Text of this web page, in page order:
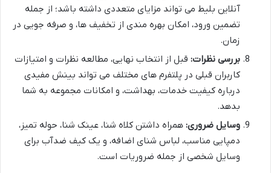
آنلاین بلیط می تواند مزایای متعددی داشته باشد؛ از جمله
تضمین ورود، امکان بهره مندی از تخفیف ها، و صرفه جویی در
زمان.
بررسی نظرات: قبل از انتخاب نهایی، مطالعه نظرات و امتیازات
کاربران قبلی در پلتفرم های مختلف می تواند بینش مفیدی
درباره کیفیت خدمات، بهداشت، و امکانات مجموعه به شما
بدهد.
وسایل ضروری: همراه داشتن کلاه شنا، عینک شنا، حوله تمیز،
دمپایی مناسب، لباس شنای اضافه، و یک کیف ضدآب برای
وسایل شخصی از جمله ضروریات است.